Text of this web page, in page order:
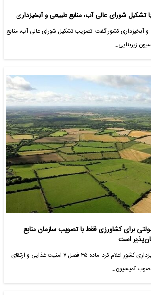
تشکیل شورای عالی آب، منابع طبیعی و آبخیزداری
و آبخیزداری کشور گفت: تصویب تشکیل شورای عالی آب، منابع
زیربنایی…
برای کشاورزی فقط با تصویب سازمان منابع
است
سازمان منابع طبیعی و آبخیزداری کشور اعلام کرد: ماده ۳۵ فصل ۷ امنیت غذایی و ارتقای
کمیسیون…